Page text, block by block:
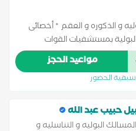
و الذكوره و العقم * أخصائى
بمستشفيات القوات
وأمراض الذكورة والعقم -
الملكية بانجلترا * عضو
المصرية لجراحة المسالك
مواعيد الحجز
الحضور
حبيب عبد الله
البوليه و التناسليه و